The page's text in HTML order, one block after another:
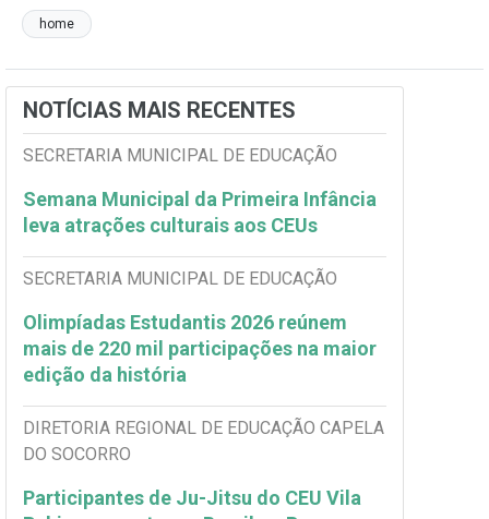
home
NOTÍCIAS MAIS RECENTES
SECRETARIA MUNICIPAL DE EDUCAÇÃO
Semana Municipal da Primeira Infância
leva atrações culturais aos CEUs
SECRETARIA MUNICIPAL DE EDUCAÇÃO
Olimpíadas Estudantis 2026 reúnem
mais de 220 mil participações na maior
edição da história
DIRETORIA REGIONAL DE EDUCAÇÃO CAPELA
DO SOCORRO
Participantes de Ju-Jitsu do CEU Vila